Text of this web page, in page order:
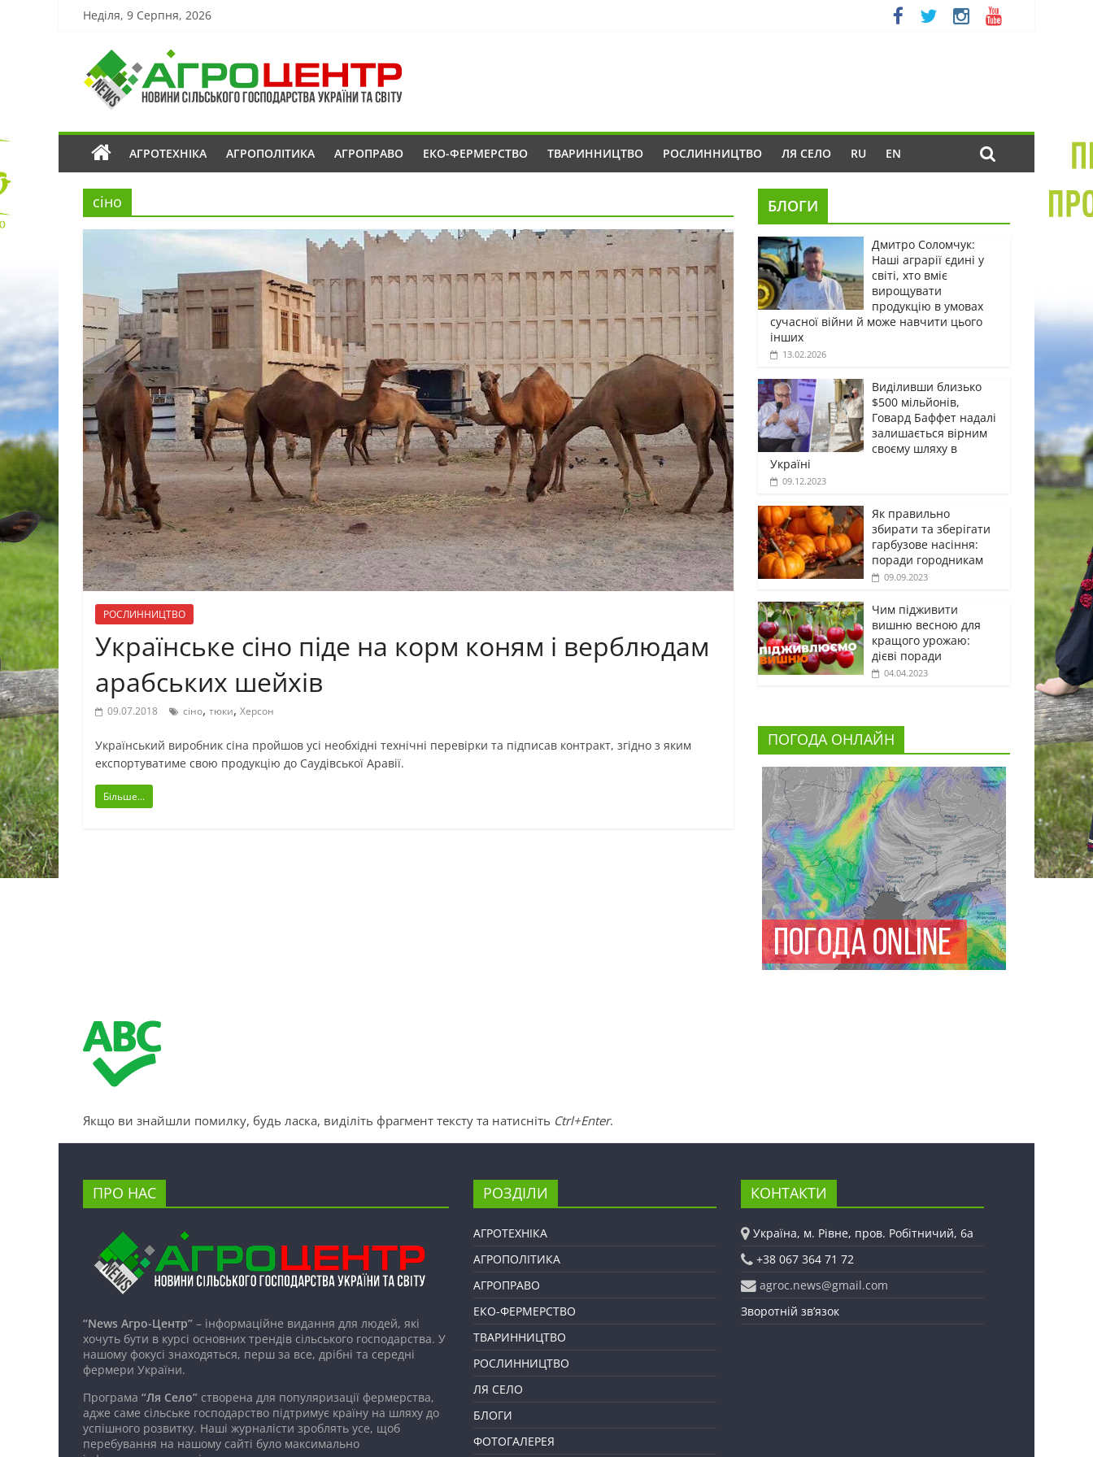
Неділя, 9 Серпня, 2026
АГРОТЕХНІКА АГРОПОЛІТИКА АГРОПРАВО ЕКО-ФЕРМЕРСТВО ТВАРИННИЦТВО РОСЛИННИЦТВО ЛЯ СЕЛО RU EN
сіно
РОСЛИННИЦТВО
Українське сіно піде на корм коням і верблюдам
арабських шейхів
09.07.2018 сіно, тюки, Херсон
Український виробник сіна пройшов усі необхідні технічні перевірки та підписав контракт, згідно з яким
експортуватиме свою продукцію до Саудівської Аравії.
Більше...
БЛОГИ
Дмитро Соломчук:
Наші аграрії єдині у
світі, хто вміє
вирощувати
продукцію в умовах
сучасної війни й може навчити цього
інших
13.02.2026
Виділивши близько
$500 мільйонів,
Говард Баффет надалі
залишається вірним
своєму шляху в
Україні
09.12.2023
Як правильно
збирати та зберігати
гарбузове насіння:
поради городникам
09.09.2023
Чим підживити
вишню весною для
кращого урожаю:
дієві поради
04.04.2023
ПОГОДА ОНЛАЙН
Якщо ви знайшли помилку, будь ласка, виділіть фрагмент тексту та натисніть Ctrl+Enter.
ПРО НАС
“News Агро-Центр” – інформаційне видання для людей, які
хочуть бути в курсі основних трендів сільського господарства. У
нашому фокусі знаходяться, перш за все, дрібні та середні
фермери України.
Програма “Ля Село” створена для популяризації фермерства,
адже саме сільське господарство підтримує країну на шляху до
успішного розвитку. Наші журналісти зроблять усе, щоб
перебування на нашому сайті було максимально
РОЗДІЛИ
АГРОТЕХНІКА
АГРОПОЛІТИКА
АГРОПРАВО
ЕКО-ФЕРМЕРСТВО
ТВАРИННИЦТВО
РОСЛИННИЦТВО
ЛЯ СЕЛО
БЛОГИ
ФОТОГАЛЕРЕЯ
КОНТАКТИ
Україна, м. Рівне, пров. Робітничий, 6а
+38 067 364 71 72
agroc.news@gmail.com
Зворотній зв’язок